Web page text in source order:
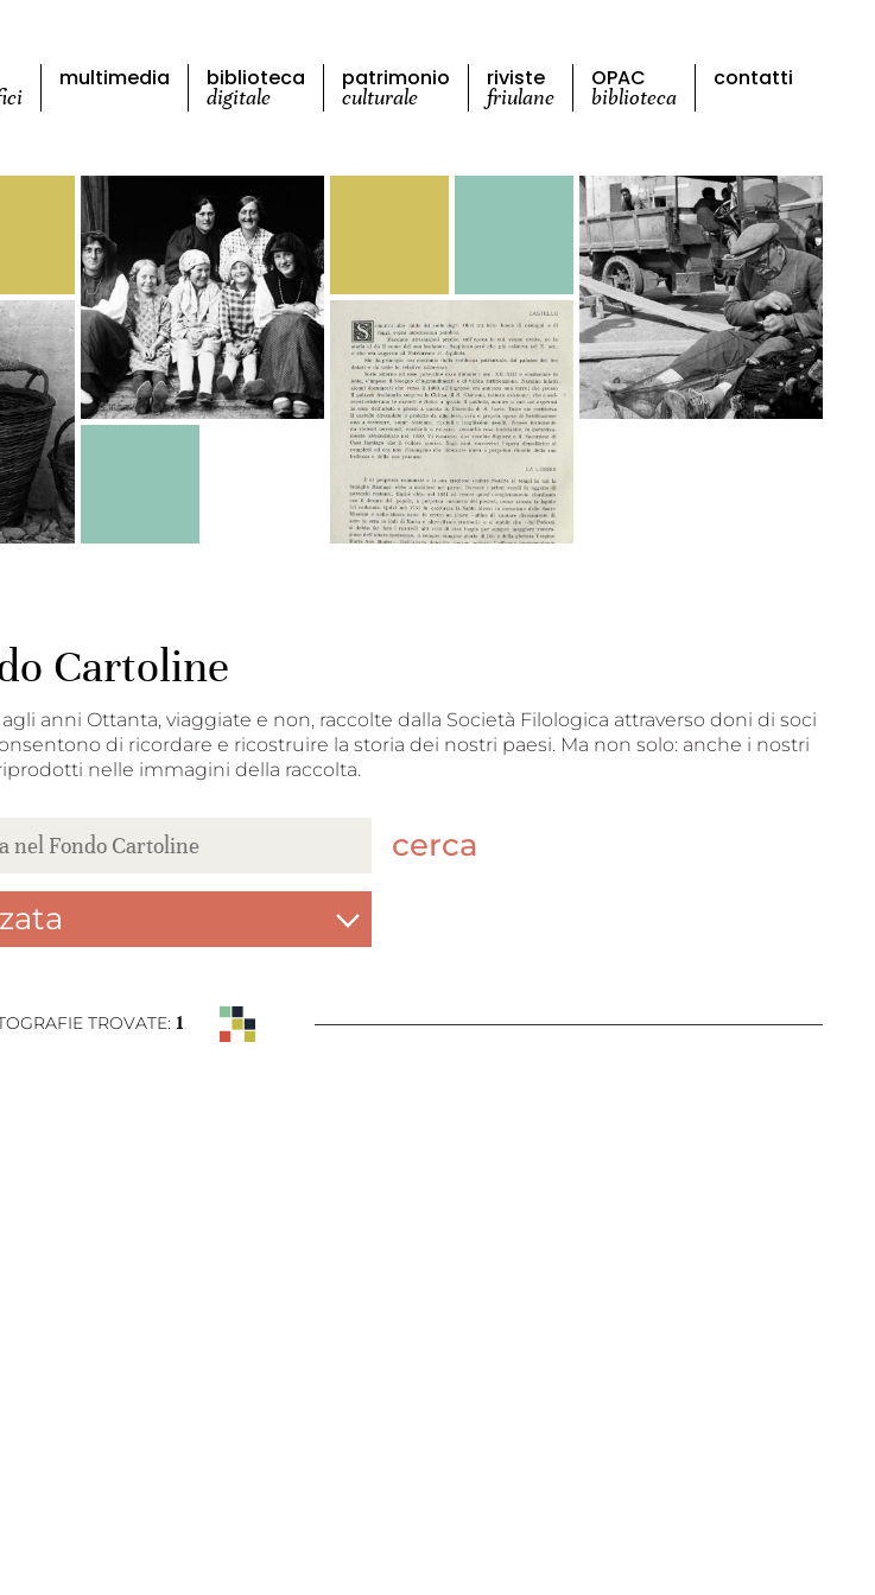
multimedia biblioteca
digitale
patrimonio
culturale
riviste
friulane
OPAC
biblioteca
contatti
Cartoline
anni Ottanta, viaggiate e non, raccolte dalla Società Filologica attraverso doni di soci
di ricordare e ricostruire la storia dei nostri paesi. Ma non solo: anche i nostri
nelle immagini della raccolta.
cerca
TROVATE: 1